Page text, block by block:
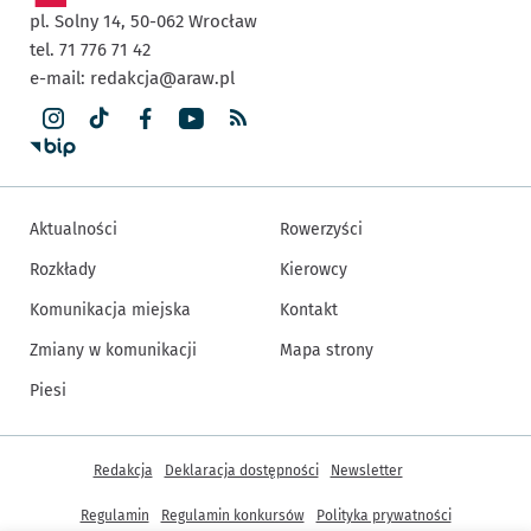
pl. Solny 14, 50-062 Wrocław
tel. 71 776 71 42
e-mail: redakcja@araw.pl
Aktualności
Rozkłady
Komunikacja miejska
Zmiany w komunikacji
Piesi
Rowerzyści
Kierowcy
Kontakt
Mapa strony
Inne informacje
Redakcja Deklaracja dostępności Newsletter
Regulamin Regulamin konkursów Polityka prywatności